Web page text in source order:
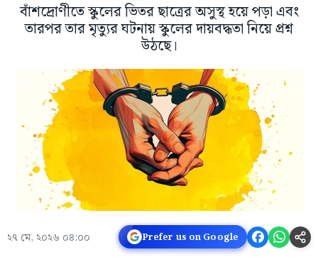
বাঁশদ্রোণীতে স্কুলের ভিতর ছাত্রের অসুস্থ হয়ে পড়া এবং
তারপর তার মৃত্যুর ঘটনায় স্কুলের দায়বদ্ধতা নিয়ে প্রশ্ন
উঠছে।
২৭ মে, ২০২৬ ০৪:০০ Prefer us on Google